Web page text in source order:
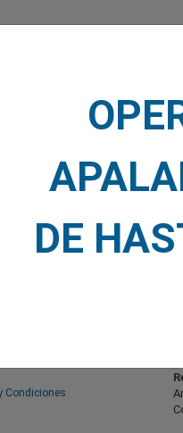
Cuenta de trading
Depósitos y retiradas
Promociones
Dividendos
Condiciones
DE